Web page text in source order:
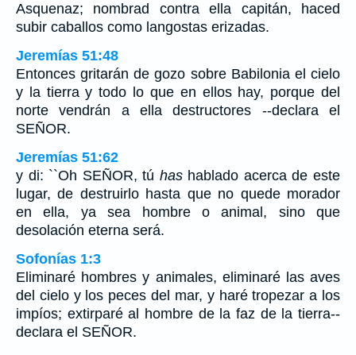
Asquenaz; nombrad contra ella capitán, haced
subir caballos como langostas erizadas.
Jeremías 51:48
Entonces gritarán de gozo sobre Babilonia el cielo
y la tierra y todo lo que en ellos hay, porque del
norte vendrán a ella destructores --declara el
SEÑOR.
Jeremías 51:62
y di: ``Oh SEÑOR, tú hashablado acerca de este
lugar, de destruirlo hasta que no quede morador
en ella, ya sea hombre o animal, sino que
desolación eterna será.
Sofonías 1:3
Eliminaré hombres y animales, eliminaré las aves
del cielo y los peces del mar, y haré tropezar a los
impíos; extirparé al hombre de la faz de la tierra--
declara el SEÑOR.